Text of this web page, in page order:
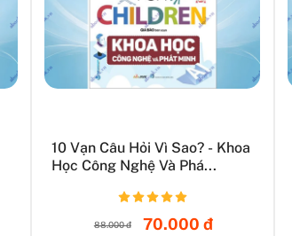
10 Vạn Câu Hỏi Vì Sao? - Khoa
Học Công Nghệ Và Phá...
88.000 đ 70.000 đ